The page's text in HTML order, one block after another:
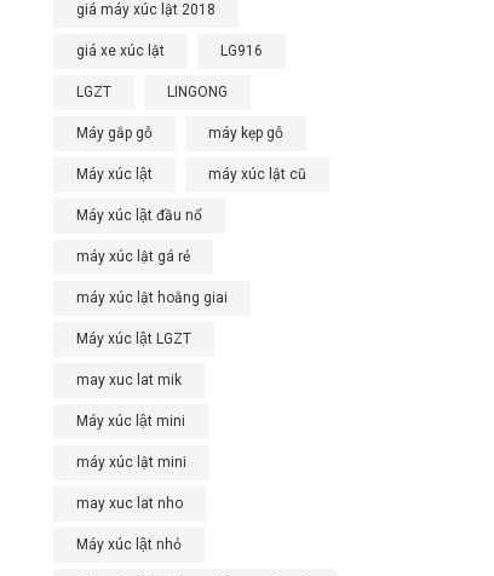
giá máy xúc lật 2018
giá xe xúc lật LG916
LGZT LINGONG
Máy gắp gỗ máy kẹp gỗ
Máy xúc lật máy xúc lật cũ
Máy xúc lật đầu nổ
máy xúc lật gá rẻ
máy xúc lật hoằng giai
Máy xúc lật LGZT
may xuc lat mik
Máy xúc lật mini
máy xúc lật mini
may xuc lat nho
Máy xúc lật nhỏ